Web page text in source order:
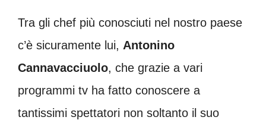
Tra gli chef più conosciuti nel nostro paese
c’è sicuramente lui, Antonino
Cannavacciuolo, che grazie a vari
programmi tv ha fatto conoscere a
tantissimi spettatori non soltanto il suo